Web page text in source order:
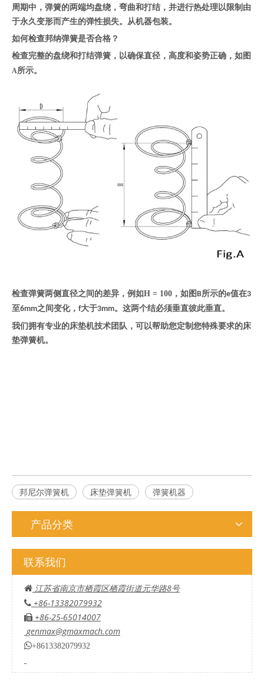
周期中，弹簧的两端均盘绕，弯曲和打结，并进行热处理以限制由
于永久变形而产生的弹性损失。从机器包装。
如何检查邦纳弹簧是否合格？
检查完整的盘绕和打结弹簧，以确保直径，高度和姿势正确，如图
A所示。
检查弹簧两侧直径之间的差异，例如H = 100，如图B所示的e值在3
至6mm之间变化， f大于3mm。这两个结必须垂直彼此垂直。
我们拥有专业的床垫机技术团队，可以帮助您定制您特殊要求的床
垫弹簧机。
邦尼尔弹簧机 床垫弹簧机 弹簧机器
产品分类
联系我们
 江苏省南京市栖霞区栖霞街道元华路8号
 +86-13382079932
 +86-25-65014007
genmax@gmaxmach.com
+8613382079932